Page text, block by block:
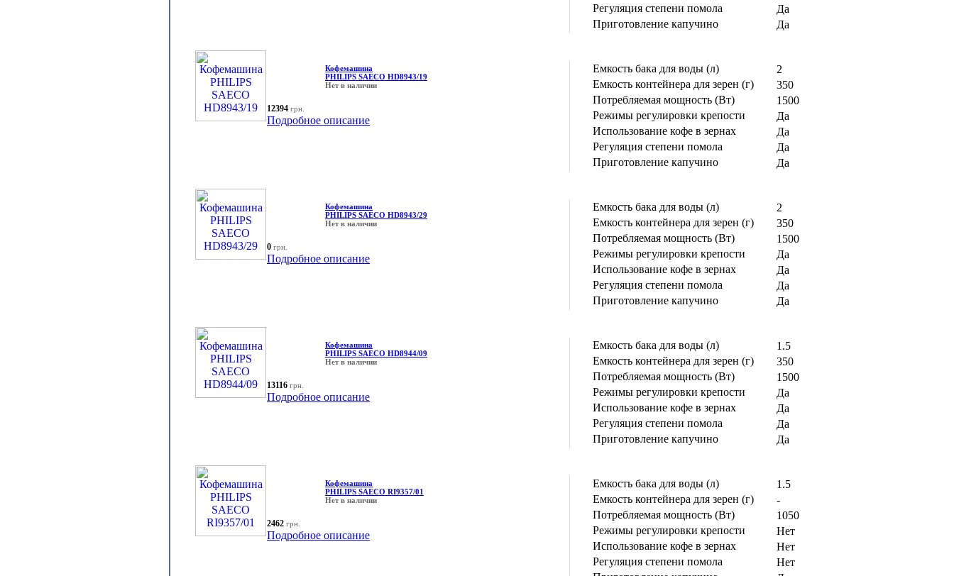
Регуляция степени помола
Да
Приготовление капучино
Да
Кофемашина
PHILIPS SAECO HD8943/19
Нет в наличии
Емкость бака для воды (л)
2
Емкость контейнера для зерен (г)
350
Потребляемая мощность (Вт)
1500
Режимы регулировки крепости
Да
Использование кофе в зернах
Да
Регуляция степени помола
Да
Приготовление капучино
Да
12394 грн.
Подробное описание
Кофемашина
PHILIPS SAECO HD8943/29
Нет в наличии
Емкость бака для воды (л)
2
Емкость контейнера для зерен (г)
350
Потребляемая мощность (Вт)
1500
Режимы регулировки крепости
Да
Использование кофе в зернах
Да
Регуляция степени помола
Да
Приготовление капучино
Да
0 грн.
Подробное описание
Кофемашина
PHILIPS SAECO HD8944/09
Нет в наличии
Емкость бака для воды (л)
1.5
Емкость контейнера для зерен (г)
350
Потребляемая мощность (Вт)
1500
Режимы регулировки крепости
Да
Использование кофе в зернах
Да
Регуляция степени помола
Да
Приготовление капучино
Да
13116 грн.
Подробное описание
Кофемашина
PHILIPS SAECO RI9357/01
Нет в наличии
Емкость бака для воды (л)
1.5
Емкость контейнера для зерен (г)
-
Потребляемая мощность (Вт)
1050
Режимы регулировки крепости
Нет
Использование кофе в зернах
Нет
Регуляция степени помола
Нет
2462 грн.
Подробное описание